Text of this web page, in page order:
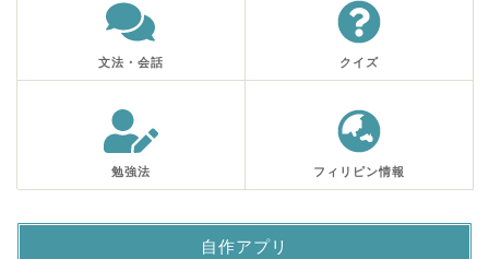
文法・会話 クイズ
勉強法 フィリピン情報
自作アプリ